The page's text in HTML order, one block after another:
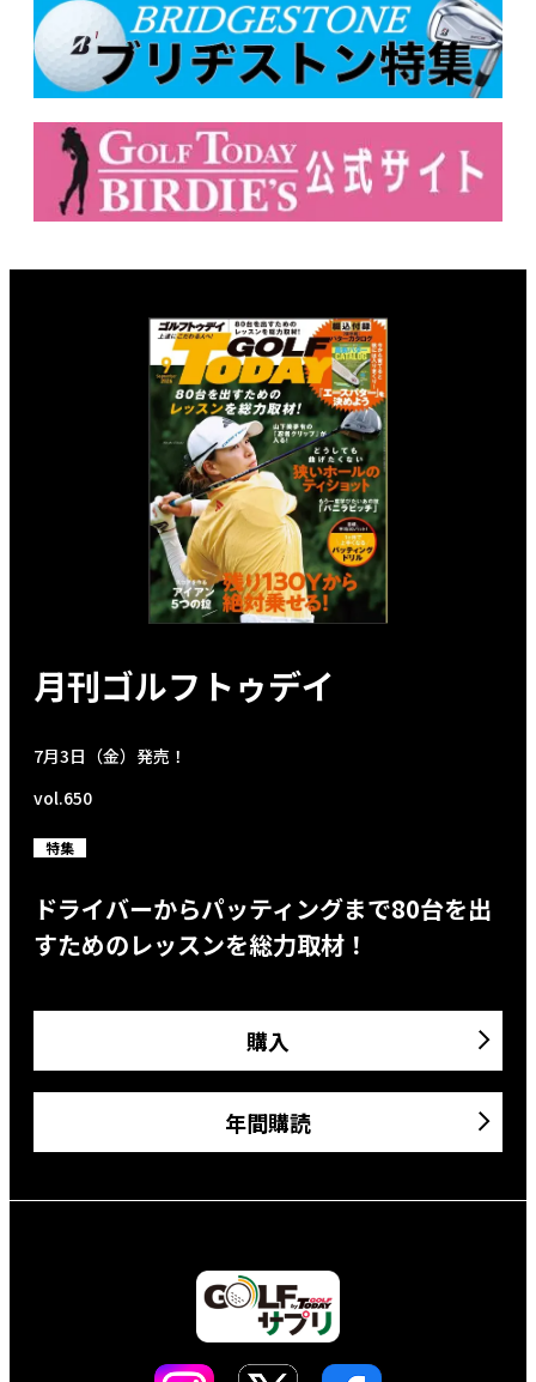
月刊ゴルフトゥデイ
7月3日（金）発売！
vol.650
特集
ドライバーからパッティングまで80台を出
すためのレッスンを総力取材！
購入
年間購読